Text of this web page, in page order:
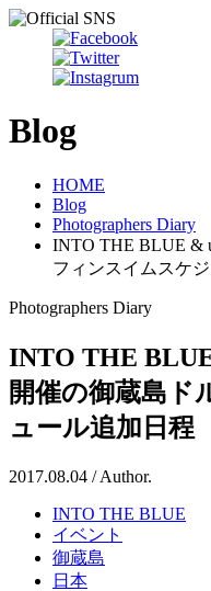
Blog
HOME
Blog
Photographers Diary
INTO THE BLUE &
フィンスイムスケ
Photographers Diary
INTO THE
開催の御蔵島ド
ュール追加日程
2017.08.04 / Author.
INTO THE BLUE
イベント
御蔵島
日本